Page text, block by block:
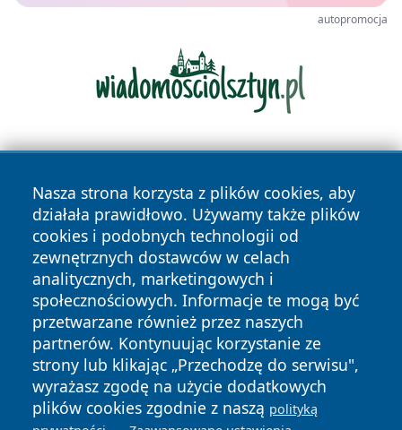
autopromocja
Nasza strona korzysta z plików cookies, aby
działała prawidłowo. Używamy także plików
cookies i podobnych technologii od
zewnętrznych dostawców w celach
analitycznych, marketingowych i
społecznościowych. Informacje te mogą być
przetwarzane również przez naszych
partnerów. Kontynuując korzystanie ze
strony lub klikając „Przechodzę do serwisu",
wyrażasz zgodę na użycie dodatkowych
plików cookies zgodnie z naszą polityką
Copyright © 2026 wiadomosciplock.pl Wszystkie prawa
zastrzeżone.
News Autorzy
Polityka
Prywatności
Polityka
Cookies